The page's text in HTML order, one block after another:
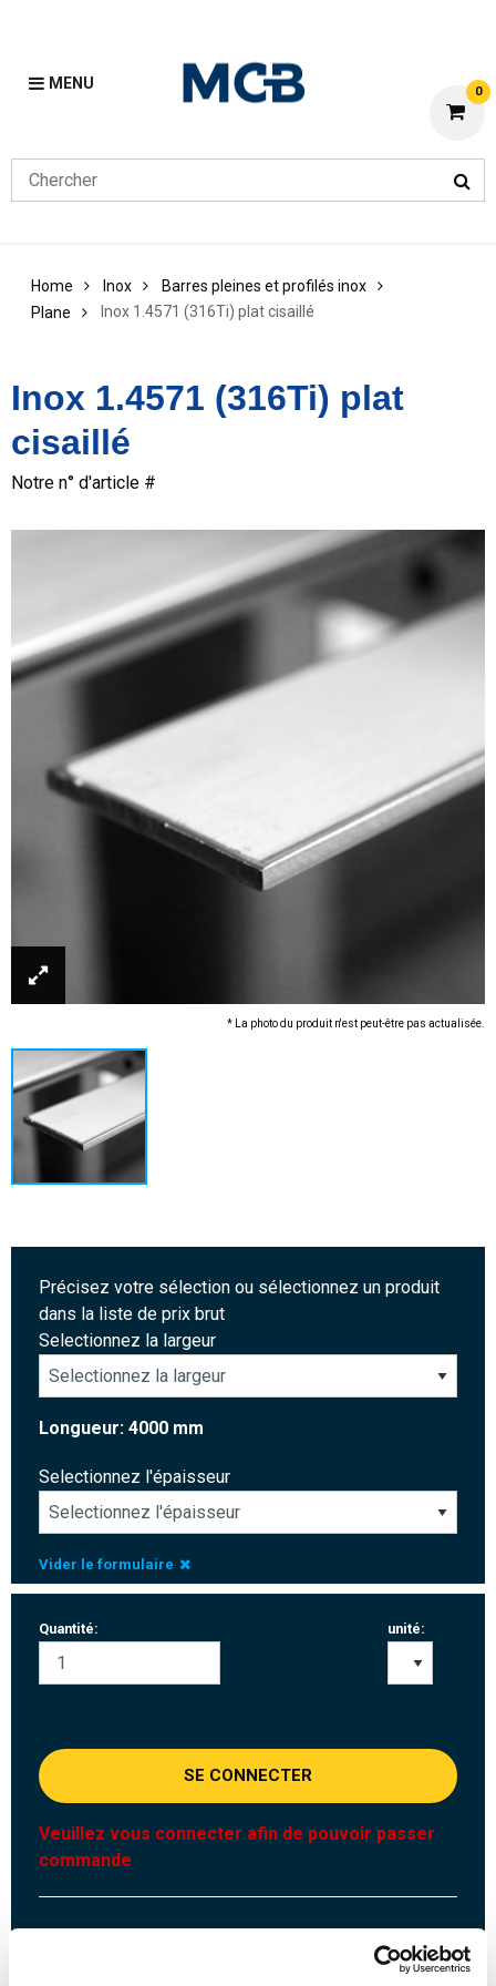
MENU 0
Home Inox
Barres pleines et profilés inox
Plane
Inox 1.4571 (316Ti) plat cisaillé
Inox 1.4571 (316Ti) plat
cisaillé
Notre n° d'article #
* La photo du produit n'est peut-être pas actualisée.
Précisez votre sélection ou sélectionnez un produit
dans la liste de prix brut
Selectionnez la largeur
Longueur: 4000 mm
Selectionnez l'épaisseur
Vider le formulaire
Quantité: unité:
SE CONNECTER
Veuillez vous connecter afin de pouvoir passer
commande
Commandez avec vos propres numéros d’articles